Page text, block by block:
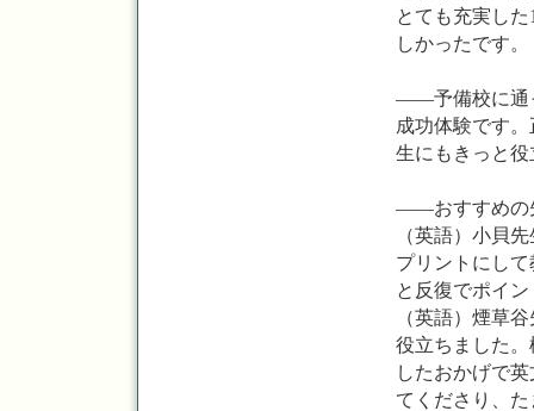
とても充実し
しかったです。
――予備校に通
成功体験です
生にもきっと
――おすすめの
（英語）小貝
プリントにし
と反復でポイ
（英語）煙草
役立ちました
したおかげで
てくださり、